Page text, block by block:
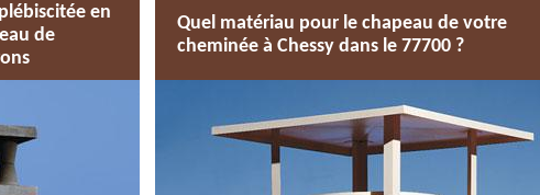
en
de
Quel matériau pour le chapeau de votre
cheminée à Chessy dans le 77700 ?